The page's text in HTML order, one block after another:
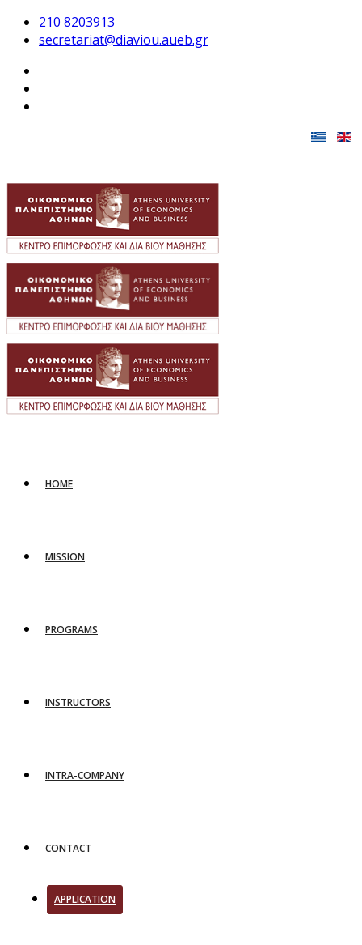
210 8203913
secretariat@diaviou.aueb.gr
HOME
MISSION
PROGRAMS
INSTRUCTORS
INTRA-COMPANY
CONTACT
APPLICATION